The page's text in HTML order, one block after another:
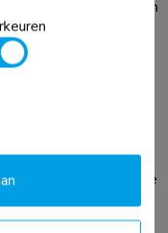
Core is een full motion
met een maximaal
veelzijdige kantel-
(180°) kan de
gewenste
van de
beschikt de steun
(26,1-55 cm) en
perfecte werkpositie te